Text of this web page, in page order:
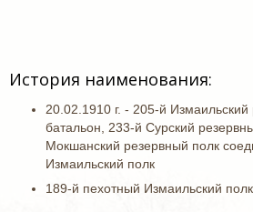
История наименования:
20.02.1910 г. - 205-й Измаильский
батальон, 233-й Сурский
Мокшанский резервный полк
Измаильский полк
189-й пехотный Измаильский полк.